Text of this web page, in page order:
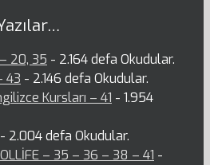
20, 35 - 2.164 defa Okudular.
43 - 2.146 defa Okudular.
Kursları – 41 - 1.954
- 2.004 defa Okudular.
– 35 – 36 – 38 – 41 -